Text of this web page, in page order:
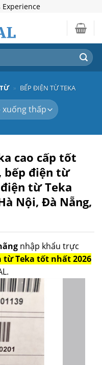
Experience
» BẾP ĐIỆN TỪ TEKA
cao cấp tốt
bếp điện từ
từ Teka
Nội, Đà Nẵng,
nhập khẩu trực
từ Teka tốt nhất 2026